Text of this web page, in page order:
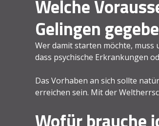
Welche
Gelingen
Wer damit starten möchte, muss
dass psychische Erkrankungen
Das Vorhaben an sich sollte
erreichen sein. Mit der